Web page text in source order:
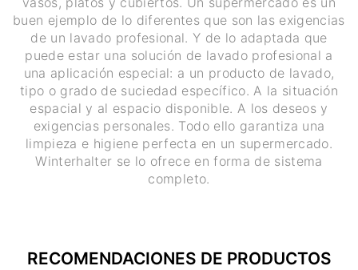
buen ejemplo de lo diferentes que son las exigencias
de un lavado profesional. Y de lo adaptada que
puede estar una solución de lavado profesional a
una aplicación especial: a un producto de lavado,
tipo o grado de suciedad específico. A la situación
espacial y al espacio disponible. A los deseos y
exigencias personales. Todo ello garantiza una
limpieza e higiene perfecta en un supermercado.
Winterhalter se lo ofrece en forma de sistema
completo.
RECOMENDACIONES DE PRODUCTOS